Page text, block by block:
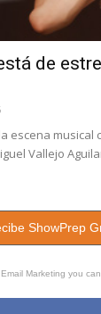
de
escena musical
Vallejo
ShowPrep
Email Marketing you